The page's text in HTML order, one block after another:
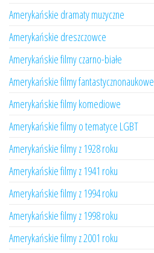
Amerykańskie dramaty muzyczne
Amerykańskie dreszczowce
Amerykańskie filmy czarno-białe
Amerykańskie filmy fantastycznonaukowe
Amerykańskie filmy komediowe
Amerykańskie filmy o tematyce LGBT
Amerykańskie filmy z 1928 roku
Amerykańskie filmy z 1941 roku
Amerykańskie filmy z 1994 roku
Amerykańskie filmy z 1998 roku
Amerykańskie filmy z 2001 roku